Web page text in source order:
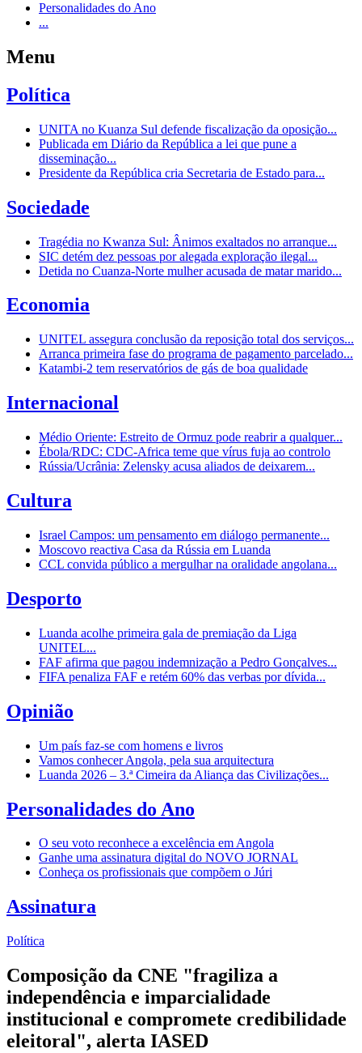
Personalidades do Ano
...
Menu
Política
UNITA no Kuanza Sul defende fiscalização da oposição...
Publicada em Diário da República a lei que pune a
disseminação...
Presidente da República cria Secretaria de Estado para...
Sociedade
Tragédia no Kwanza Sul: Ânimos exaltados no arranque...
SIC detém dez pessoas por alegada exploração ilegal...
Detida no Cuanza-Norte mulher acusada de matar marido...
Economia
UNITEL assegura conclusão da reposição total dos serviços...
Arranca primeira fase do programa de pagamento parcelado...
Katambi-2 tem reservatórios de gás de boa qualidade
Internacional
Médio Oriente: Estreito de Ormuz pode reabrir a qualquer...
Ébola/RDC: CDC-Africa teme que vírus fuja ao controlo
Rússia/Ucrânia: Zelensky acusa aliados de deixarem...
Cultura
Israel Campos: um pensamento em diálogo permanente...
Moscovo reactiva Casa da Rússia em Luanda
CCL convida público a mergulhar na oralidade angolana...
Desporto
Luanda acolhe primeira gala de premiação da Liga
UNITEL...
FAF afirma que pagou indemnização a Pedro Gonçalves...
FIFA penaliza FAF e retém 60% das verbas por dívida...
Opinião
Um país faz-se com homens e livros
Vamos conhecer Angola, pela sua arquitectura
Luanda 2026 – 3.ª Cimeira da Aliança das Civilizações...
Personalidades do Ano
O seu voto reconhece a excelência em Angola
Ganhe uma assinatura digital do NOVO JORNAL
Conheça os profissionais que compõem o Júri
Assinatura
Política
Composição da CNE "fragiliza a
independência e imparcialidade
institucional e compromete credibilidade
eleitoral", alerta IASED